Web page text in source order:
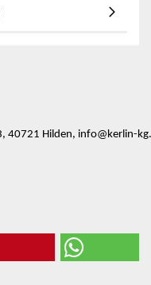
40721 Hilden, info@kerlin-